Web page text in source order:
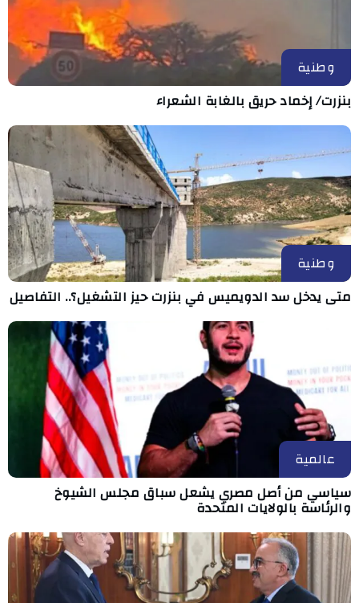
وطنية
بنزرت/ إخماد حريق بالغابة الشعراء
وطنية
متى يدخل سد الدويميس في بنزرت حيز التشغيل؟.. التفاصيل
عالمية
سياسي من أصل مصري يشعل سباق مجلس الشيوخ
والرئاسة بالولايات المتحدة